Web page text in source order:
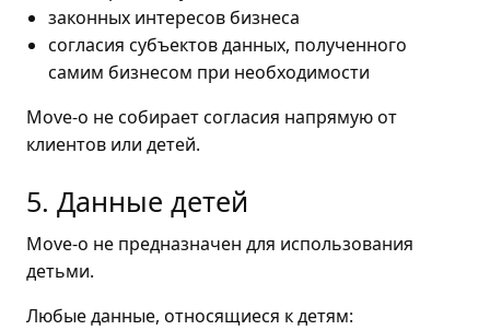
законных интересов бизнеса
согласия субъектов данных, полученного
самим бизнесом при необходимости
Move-o не собирает согласия напрямую от
клиентов или детей.
5. Данные детей
Move-o не предназначен для использования
детьми.
Любые данные, относящиеся к детям: